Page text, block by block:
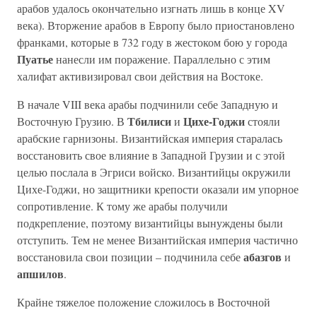
арабов удалось окончательно изгнать лишь в конце XV
века). Вторжение арабов в Европу было приостановлено
франками, которые в 732 году в жестоком бою у города
Пуатьенанесли им поражение. Параллельно с этим
халифат активизировал свои действия на Востоке.
В начале VIII века арабы подчинили себе Западную и
Восточную Грузию. В Тбилисии Цихе-Годжистояли
арабские гарнизоны. Византийская империя старалась
восстановить свое влияние в Западной Грузии и с этой
целью послала в Эгриси войско. Византийцы окружили
Цихе-Годжи, но защитники крепости оказали им упорное
сопротивление. К тому же арабы получили
подкрепление, поэтому византийцы вынуждены были
отступить. Тем не менее Византийская империя частично
восстановила свои позиции – подчинила себеабазгов и
апшилов.
Крайне тяжелое положение сложилось в Восточной